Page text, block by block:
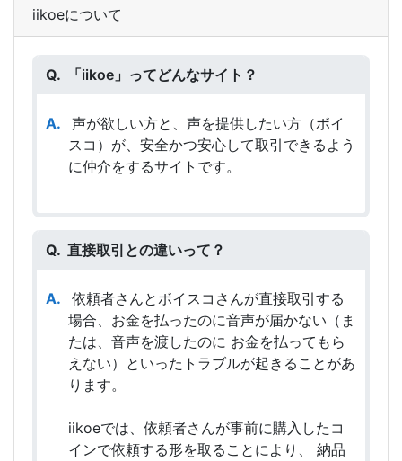
iikoeについて
「iikoe」ってどんなサイト？
声が欲しい方と、声を提供したい方（ボイ
スコ）が、安全かつ安心して取引できるよう
に仲介をするサイトです。
直接取引との違いって？
依頼者さんとボイスコさんが直接取引する
場合、お金を払ったのに音声が届かない（ま
たは、音声を渡したのに お金を払ってもら
えない）といったトラブルが起きることがあ
ります。
iikoeでは、依頼者さんが事前に購入したコ
インで依頼する形を取ることにより、 納品